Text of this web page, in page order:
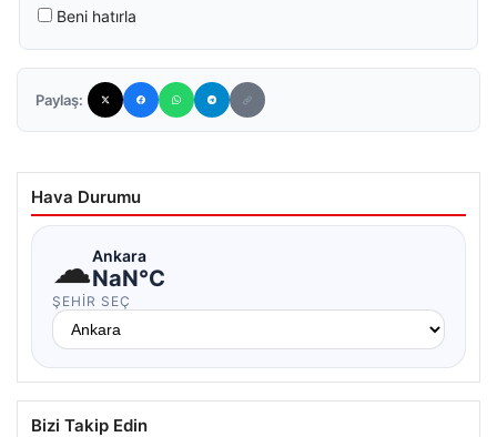
Beni hatırla
Paylaş:
Hava Durumu
☁Ankara
NaN°C
ŞEHIR SEÇ
Bizi Takip Edin